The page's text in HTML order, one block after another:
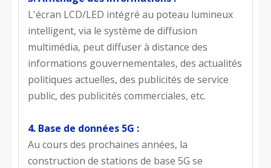
L'écran LCD/LED intégré au poteau lumineux
intelligent, via le système de diffusion
multimédia, peut diffuser à distance des
informations gouvernementales, des actualités
politiques actuelles, des publicités de service
public, des publicités commerciales, etc.
4. Base de données 5G :
Au cours des prochaines années, la
construction de stations de base 5G se